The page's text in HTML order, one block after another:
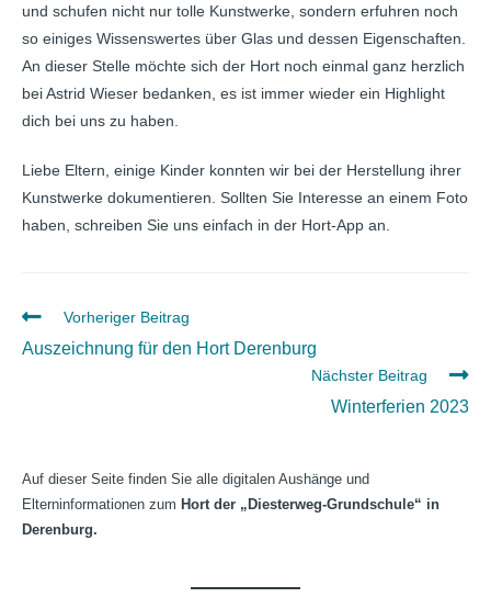
und schufen nicht nur tolle Kunstwerke, sondern erfuhren noch
so einiges Wissenswertes über Glas und dessen Eigenschaften.
An dieser Stelle möchte sich der Hort noch einmal ganz herzlich
bei Astrid Wieser bedanken, es ist immer wieder ein Highlight
dich bei uns zu haben.
Liebe Eltern, einige Kinder konnten wir bei der Herstellung ihrer
Kunstwerke dokumentieren. Sollten Sie Interesse an einem Foto
haben, schreiben Sie uns einfach in der Hort-App an.
Weitere
ansehen
Vorheriger Beitrag
Auszeichnung für den Hort Derenburg
Nächster Beitrag
Winterferien 2023
Auf dieser Seite finden Sie alle digitalen Aushänge und
Elterninformationen zum Hort der „Diesterweg-Grundschule“ in
Derenburg.